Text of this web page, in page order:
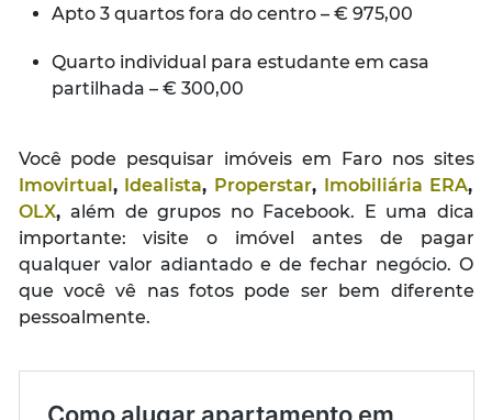
Apto 3 quartos fora do centro – € 975,00
Quarto individual para estudante em casa
partilhada – € 300,00
Você pode pesquisar imóveis em Faro nos sites
Imovirtual , Idealista, Properstar, Imobiliária ERA,
OLX, além de grupos no Facebook. E uma dica
importante: visite o imóvel antes de pagar
qualquer valor adiantado e de fechar negócio. O
que você vê nas fotos pode ser bem diferente
pessoalmente.